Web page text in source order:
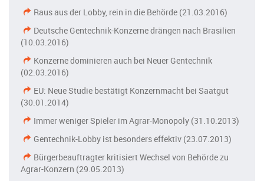
Raus aus der Lobby, rein in die Behörde (21.03.2016)
Deutsche Gentechnik-Konzerne drängen nach Brasilien
(10.03.2016)
Konzerne dominieren auch bei Neuer Gentechnik
(02.03.2016)
EU: Neue Studie bestätigt Konzernmacht bei Saatgut
(30.01.2014)
Immer weniger Spieler im Agrar-Monopoly (31.10.2013)
Gentechnik-Lobby ist besonders effektiv (23.07.2013)
Bürgerbeauftragter kritisiert Wechsel von Behörde zu
Agrar-Konzern (29.05.2013)